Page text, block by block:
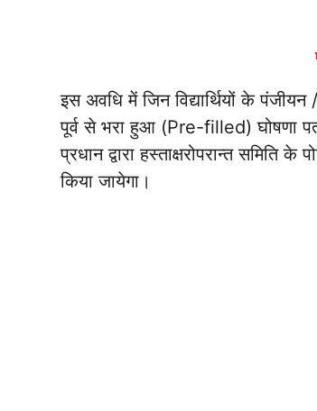
इस अवधि में जिन विद्यार्थियों के
पूर्व से भरा हुआ (Pre-filled) घोषणा
प्रधान द्वारा हस्ताक्षरोपरान्त
किया जायेगा।